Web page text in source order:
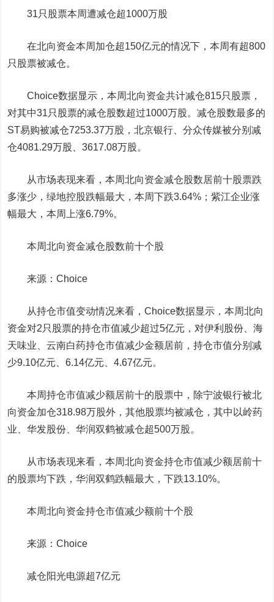
31只股票本周遭减仓超1000万股
在北向资金本周加仓超150亿元的情况下，本周有超800
只股票被减仓。
Choice数据显示，本周北向资金共计减仓815只股票，
对其中31只股票的减仓股数超过1000万股。减仓股数最多的
ST易购被减仓7253.37万股，北京银行 、分众传媒被分别减
仓4081.29万股、3617.08万股。
从市场表现来看，本周北向资金减仓股数居前十股票跌
多涨少，绿地控股跌幅最大，本周下跌3.64%；紫江企业涨
幅最大，本周上涨6.79%。
本周北向资金减仓股数前十个股
来源：Choice
从持仓市值变动情况来看，Choice数据显示，本周北向
资金对2只股票的持仓市值减少超过5亿元，对伊利股份 、海
天味业 、云南白药持仓市值减少金额居前，持仓市值分别减
少9.10亿元、6.14亿元、4.67亿元。
本周持仓市值减少额居前十的股票中，除宁波银行被北
向资金加仓318.98万股外，其他股票均被减仓，其中 以岭药
业 、华发股份 、华润双鹤被减仓超500万股。
从市场表现来看，本周北向资金持仓市值减少额居前十
的股票均下跌，华润双鹤跌幅最大，下跌13.10%。
本周北向资金持仓市值减少额前十个股
来源：Choice
减仓阳光电源超7亿元